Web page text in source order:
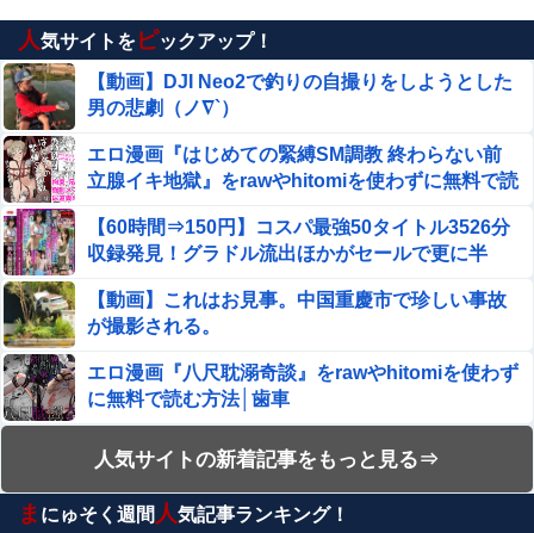
人気サイトをピックアップ！
【動画】DJI Neo2で釣りの自撮りをしようとした
男の悲劇（ノ∇`）
エロ漫画『はじめての緊縛SM調教 終わらない前
立腺イキ地獄』をrawやhitomiを使わずに無料で読
【60時間⇒150円】コスパ最強50タイトル3526分
収録発見！グラドル流出ほかがセールで更に半
【動画】これはお見事。中国重慶市で珍しい事故
が撮影される。
エロ漫画『八尺耽溺奇談』をrawやhitomiを使わず
に無料で読む方法│歯車
井上晴美、乳首ヘアヌードや濡れ場おっぱいがエ
ロ過ぎる！人生最後のラスト写真集、最高！！
【閲覧注意】人妻がヌード動画を公開 ⇒ ネット民
人気サイトの新着記事をもっと見る⇒
ま にゅそく週間 人気記事ランキング！